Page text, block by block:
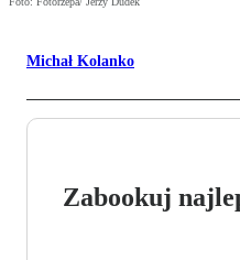
Michał Kolanko
Zabookuj